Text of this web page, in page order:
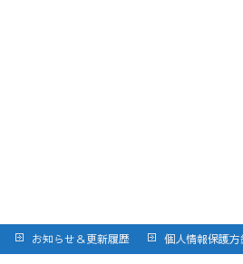
お知らせ＆更新履歴 個人情報保護方